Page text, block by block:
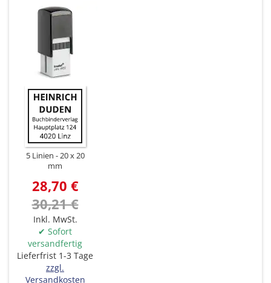
5 Linien
20 x 20
mm
28,70 €
30,21 €
Inkl. MwSt.
✔ Sofort
versandfertig
Lieferfrist 1-3 Tage
zzgl.
Versandkosten